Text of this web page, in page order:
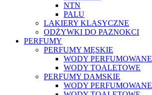
NTN
PALU
LAKIERY KLASYCZNE
ODŻYWKI DO PAZNOKCI
PERFUMY
PERFUMY MĘSKIE
WODY PERFUMOWANE
WODY TOALETOWE
PERFUMY DAMSKIE
WODY PERFUMOWANE